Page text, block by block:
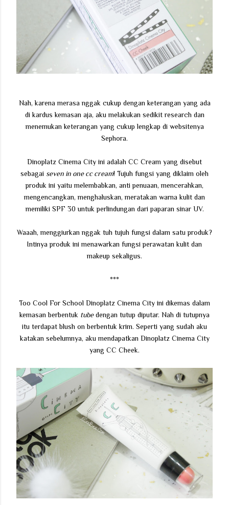
Nah, karena merasa nggak cukup dengan keterangan yang ada
di kardus kemasan aja, aku melakukan sedikit research dan
menemukan keterangan yang cukup lengkap di websitenya
Sephora.
Dinoplatz Cinema City ini adalah CC Cream yang disebut
sebagai seven in one cc cream! Tujuh fungsi yang diklaim oleh
produk ini yaitu melembabkan, anti penuaan, mencerahkan,
mengencangkan, menghaluskan, meratakan warna kulit dan
memiliki SPF 30 untuk perlindungan dari paparan sinar UV.
Waaah, menggiurkan nggak tuh tujuh fungsi dalam satu produk?
Intinya produk ini menawarkan fungsi perawatan kulit dan
makeup sekaligus.
***
Too Cool For School Dinoplatz Cinema City ini dikemas dalam
kemasan berbentuk tubedengan tutup diputar. Nah di tutupnya
itu terdapat blush on berbentuk krim. Seperti yang sudah aku
katakan sebelumnya, aku mendapatkan Dinoplatz Cinema City
yang CC Cheek.